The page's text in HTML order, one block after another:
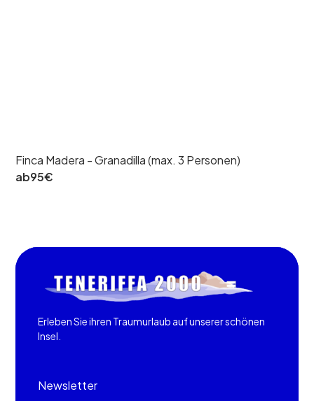
Finca Madera - Granadilla (max. 3 Personen)
ab95€
Erleben Sie ihren Traumurlaub auf unserer schönen
Insel.
Newsletter